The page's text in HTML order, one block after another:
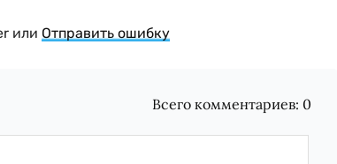
или Отправить ошибку
Всего комментариев: 0